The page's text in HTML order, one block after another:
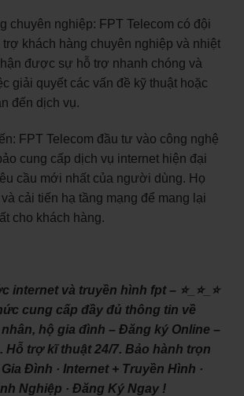
chuyên nghiệp: FPT Telecom có đội
khách hàng chuyên nghiệp và nhiệt
được sự hỗ trợ nhanh chóng và
giải quyết các vấn đề kỹ thuật hoặc
đến dịch vụ.
FPT Telecom đầu tư vào công nghệ
cung cấp dịch vụ internet hiện đại
cầu mới nhất của người dùng. Họ
cải tiến hạ tầng mạng để mang lại
cho khách hàng.
internet và truyền hình fpt – ⭐_⭐_⭐
cung cấp đầy đủ thông tin về
nhân, hộ gia đình – Đăng ký Online –
Hỗ trợ kĩ thuật 24/7. Bảo hành trọn
Đình · ‎Internet + Truyền Hình ·
Nghiệp · ‎Đăng Ký Ngay !